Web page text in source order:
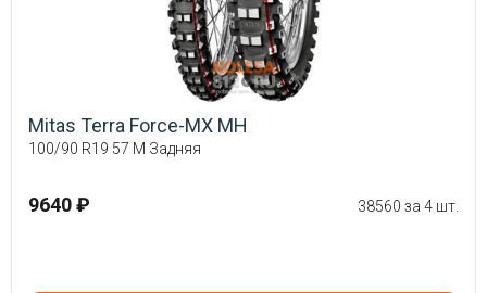
Mitas Terra Force-MX MH
100/90 R19 57 M Задняя
9640 ₽ 38560 за 4 шт.